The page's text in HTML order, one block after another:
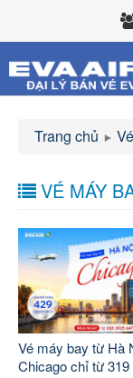
Trang chủ
VÉ MÁY
Vé máy bay từ Hà
Chicago chỉ từ 319